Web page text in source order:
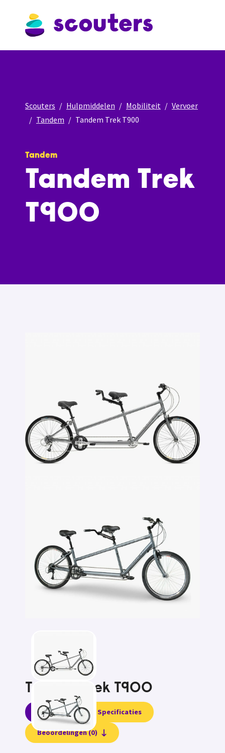
Scouters Hulpmiddelen Mobiliteit
Vervoer
Tandem
Tandem Trek T900
Tandem
Tandem Trek
T900
Tandem Trek T900
Informatie Specificaties
Beoordelingen (0)